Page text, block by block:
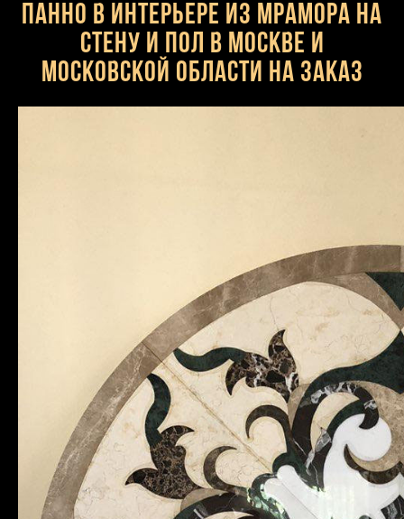
Панно в интерьере из мрамора на
стену и пол в Москве и
Московской области на заказ